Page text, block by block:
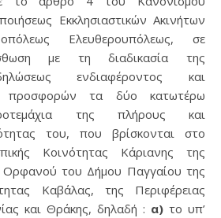
Εκκλησιαστικών Ακινήτων
Ελευθερουπόλεως, σε
με τη διαδικασία της
ενδιαφέροντος και
προσφορών τα δύο κατωτέρω
της πλήρους και
του, που βρίσκονται στο
Κοινότητας Κάριανης της
Ορφανού του Δήμου Παγγαίου της
Καβάλας, της Περιφέρειας
και Θράκης, δηλαδή : α) το υπ’